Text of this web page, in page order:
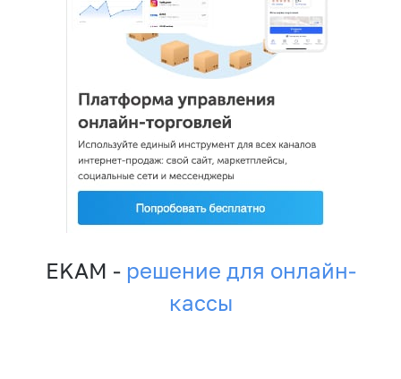
EKAM - решение для онлайн-
кассы